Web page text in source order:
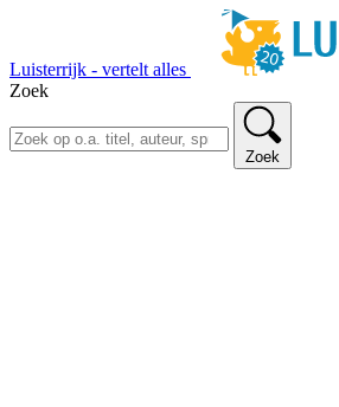
Luisterrijk - vertelt alles
Zoek
Zoek